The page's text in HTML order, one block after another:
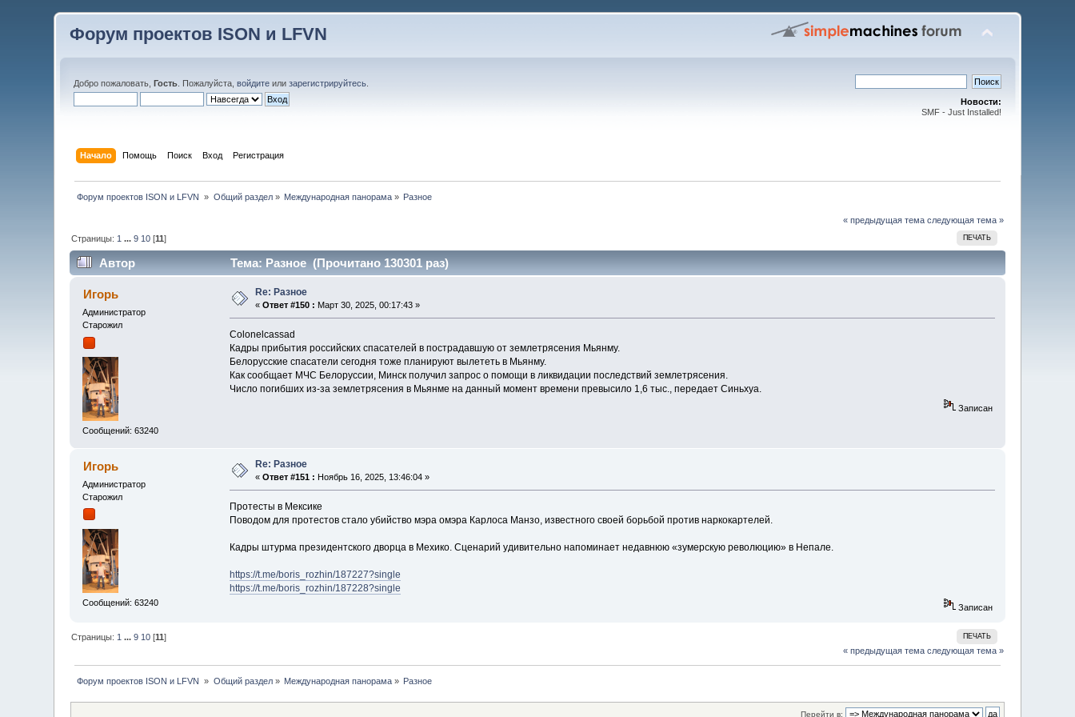
Форум проектов ISON и LFVN
Добро пожаловать,Гость . Пожалуйста,войдите илизарегистрируйтесь
Новости:
SMF - Just Installed!
Начало Помощь Поиск Вход Регистрация
Форум проектов ISON и LFVN » Общий раздел» Международная панорама » Разное
« предыдущая тема следующая тема »
ПЕЧАТЬ
Страницы: 1 ...9 10 [11]
Автор Тема: Разное (Прочитано 130301 раз)
Игорь
Администратор
Старожил
Сообщений: 63240
Re: Разное
«Ответ #150 : Март 30, 2025, 00:17:43 »
Colonelcassad
Кадры прибытия российских спасателей в пострадавшую от землетрясения Мьянму.
Белорусские спасатели сегодня тоже планируют вылететь в Мьянму.
Как сообщает МЧС Белоруссии, Минск получил запрос о помощи в ликвидации последствий землетрясения.
Число погибших из-за землетрясения в Мьянме на данный момент времени превысило 1,6 тыс., передает Синьхуа.
Записан
Игорь
Администратор
Старожил
Сообщений: 63240
Re: Разное
«Ответ #151 : Ноябрь 16, 2025, 13:46:04 »
Протесты в Мексике
Поводом для протестов стало убийство мэра омэра Карлоса Манзо, известного своей борьбой против наркокартелей.
Кадры штурма президентского дворца в Мехико. Сценарий удивительно напоминает недавнюю «зумерскую революцию» в Непале.
https://t.me/boris_rozhin/187227?single
https://t.me/boris_rozhin/187228?single
Записан
ПЕЧАТЬ
Страницы: 1 ...9 10 [11]
« предыдущая тема следующая тема »
Форум проектов ISON и LFVN » Общий раздел» Международная панорама » Разное
Перейти в: